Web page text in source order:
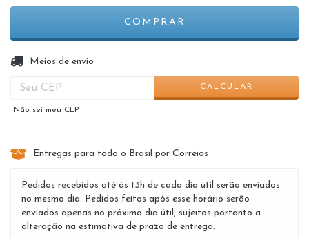
Entregas para o CEP:
Meios de envio
CALCULAR
Não sei meu CEP
Entregas para todo o Brasil por Correios
Pedidos recebidos até às 13h de cada dia útil serão enviados
no mesmo dia. Pedidos feitos após esse horário serão
enviados apenas no próximo dia útil, sujeitos portanto a
alteração na estimativa de prazo de entrega.